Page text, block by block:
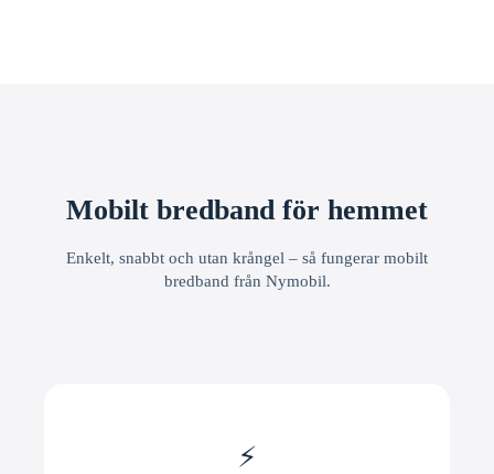
Mobilt bredband för hemmet
Enkelt, snabbt och utan krångel – så fungerar mobilt
bredband från Nymobil.
⚡